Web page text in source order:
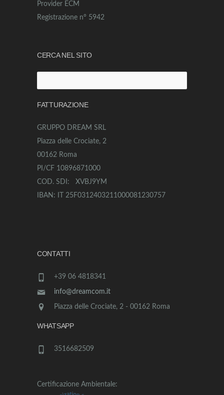
Provider ECM
Registrazione n° 5942
CERCA NEL SITO
per:
FATTURAZIONE
GRUPPO DREAM SRL
Piazza delle Crociate, 2
00162 Roma
PI/CF 10896871000
COD. SDI: XVBJ9YM
IBAN: IT 25F0312403211000081230757
CONTATTI
+39 06 4818341
info@dreamcom.it
Piazza delle Crociate, 2 - 00162 Roma
WHATSAPP
3516682509
Certificazione Ambientale: